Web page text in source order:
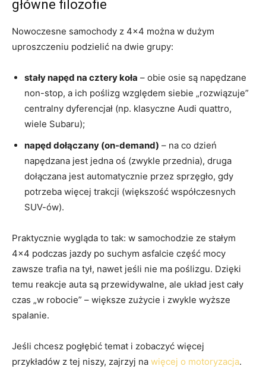
główne filozofie
Nowoczesne samochody z 4×4 można w dużym
uproszczeniu podzielić na dwie grupy:
stały napęd na cztery koła – obie osie są napędzane
non-stop, a ich poślizg względem siebie „rozwiązuje”
centralny dyferencjał (np. klasyczne Audi quattro,
wiele Subaru);
napęd dołączany (on-demand) – na co dzień
napędzana jest jedna oś (zwykle przednia), druga
dołączana jest automatycznie przez sprzęgło, gdy
potrzeba więcej trakcji (większość współczesnych
SUV-ów).
Praktycznie wygląda to tak: w samochodzie ze stałym
4×4 podczas jazdy po suchym asfalcie część mocy
zawsze trafia na tył, nawet jeśli nie ma poślizgu. Dzięki
temu reakcje auta są przewidywalne, ale układ jest cały
czas „w robocie” – większe zużycie i zwykle wyższe
spalanie.
Jeśli chcesz pogłębić temat i zobaczyć więcej
przykładów z tej niszy, zajrzyj na więcej o motoryzacja.